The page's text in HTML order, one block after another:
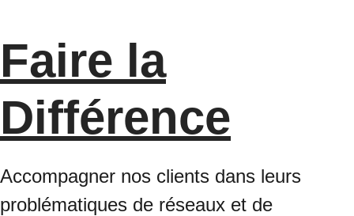
Faire la
Différence
Accompagner nos clients dans leurs
problématiques de réseaux et de